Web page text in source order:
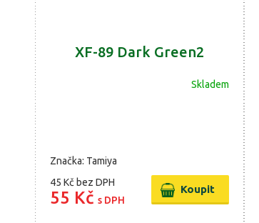
XF-89 Dark Green2
Skladem
Značka: Tamiya
45 Kč bez DPH
55 Kč s DPH